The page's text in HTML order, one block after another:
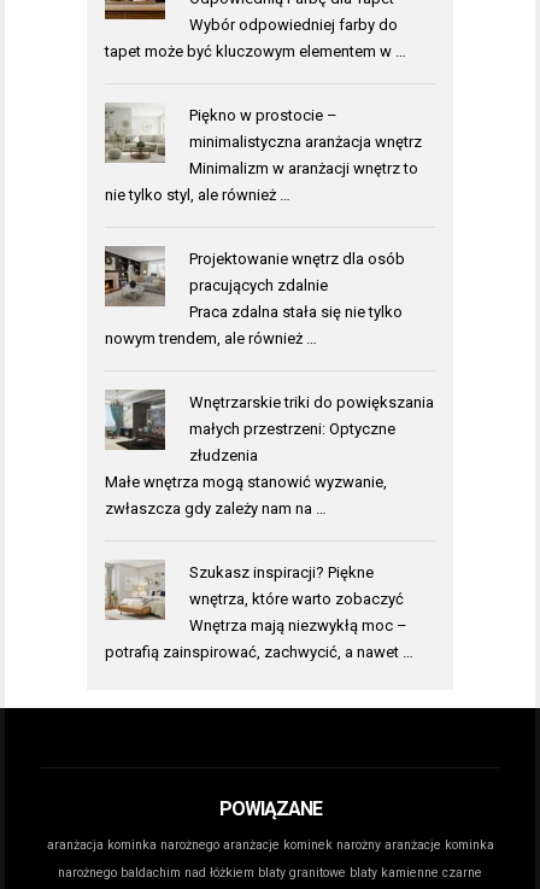
Wybór odpowiedniej farby do
tapet może być kluczowym elementem w …
Piękno w prostocie –
minimalistyczna aranżacja wnętrz
Minimalizm w aranżacji wnętrz to
nie tylko styl, ale również …
Projektowanie wnętrz dla osób
pracujących zdalnie
Praca zdalna stała się nie tylko
nowym trendem, ale również …
Wnętrzarskie triki do powiększania
małych przestrzeni: Optyczne
złudzenia
Małe wnętrza mogą stanowić wyzwanie,
zwłaszcza gdy zależy nam na …
Szukasz inspiracji? Piękne
wnętrza, które warto zobaczyć
Wnętrza mają niezwykłą moc –
potrafią zainspirować, zachwycić, a nawet …
POWIĄZANE
aranżacja kominka narożnego aranżacje kominek narożny aranżacje kominka
narożnego baldachim nad łóżkiem blaty granitowe blaty kamienne czarne